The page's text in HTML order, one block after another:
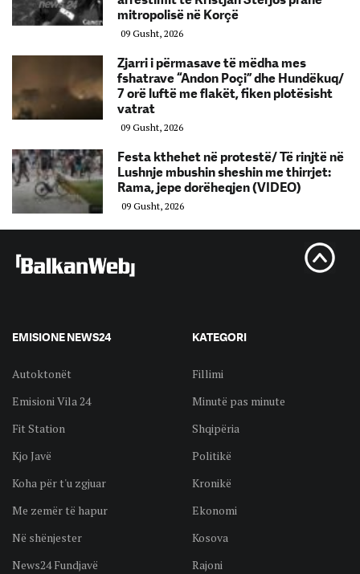
mitropolisë në Korçë
09 Gusht, 2026
Zjarri i përmasave të mëdha mes
fshatrave “Andon Poçi” dhe Hundëkuq/
7 orë luftë me flakët, fiken plotësisht
vatrat
09 Gusht, 2026
Festa kthehet në protestë/ Të rinjtë në
Lushnje mbushin sheshin me thirrjet:
Rama, jepe dorëheqjen (VIDEO)
09 Gusht, 2026
EMISIONE NEWS24
Autoktonët
Emisioni Vila 24
Fit Station
Kjo Javë
Koha për t'u zgjuar
Me zemër të hapur
Në shënjester
News24 Fundjavë
KATEGORI
Fillimi
Minutë pas minute
Shqipëria
Politikë
Kronikë
Ekonomi
Kosova
Rajoni